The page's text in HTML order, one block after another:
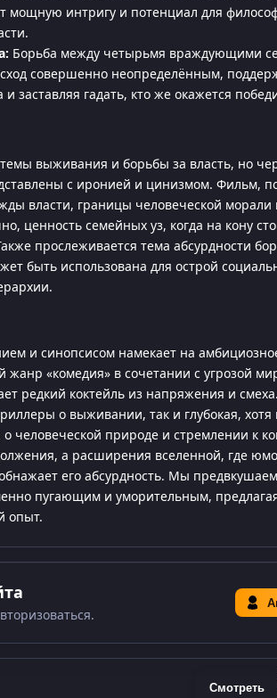
мощную интригу и потенциал для
Борьба между четырьмя враждующими
совершенно неопределённым,
заставляя гадать, кто же окажется
выживания и борьбы за власть, но
с иронией и цинизмом. Фильм,
власти, границы человеческой морали
ценность семейных уз, когда на кону
прослеживается тема абсурдности
быть использована для острой
и синопсисом намекает на
«комедия» в сочетании с угрозой
редкий коктейль из напряжения и
о выживании, так и глубокая, хотя
человеческой природе и стремлении к
а расширения вселенной, где
его абсурдность. Мы
пугающим и уморительным,
опыт.
Смотреть